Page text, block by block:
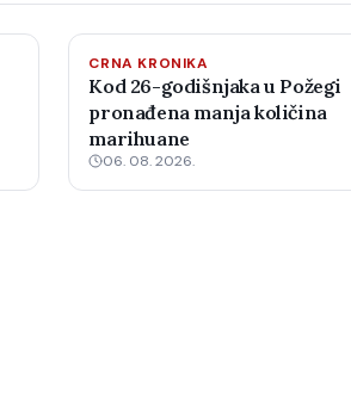
CRNA KRONIKA
Kod 26-godišnjaka u Požegi
pronađena manja količina
marihuane
06. 08. 2026.